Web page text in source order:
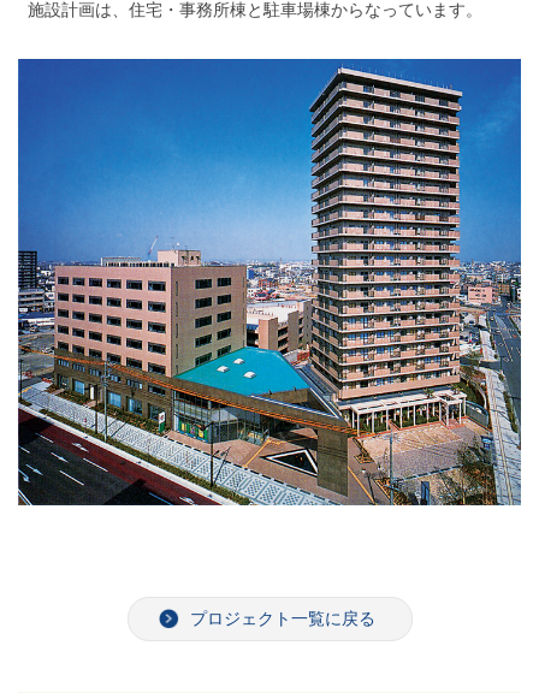
施設計画は、住宅・事務所棟と駐車場棟からなっています。
プロジェクト一覧に戻る